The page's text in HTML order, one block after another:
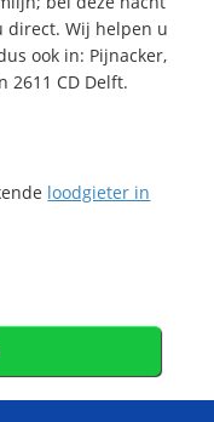
direct. Wij helpen u
ook in: Pijnacker,
2611 CD Delft.
loodgieter in